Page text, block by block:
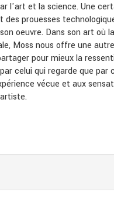
l'art et la science. Une
des prouesses
oeuvre. Dans son art où la
Moss nous offre une autre
pour mieux la
celui qui regarde que par
vécue et aux